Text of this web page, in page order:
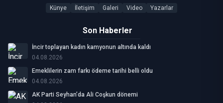
Künye
İletişim Galeri Video Yazarlar
Son Haberler
İncir toplayan kadın kamyonun altında kaldı
04.08.2026
Emeklilerin zam farkı ödeme tarihi belli oldu
04.08.2026
AK Parti Seyhan’da Ali Coşkun dönemi